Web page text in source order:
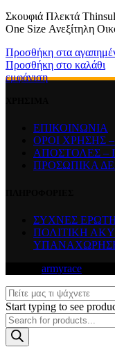
Σκουφιά Πλεκτά
One Size Ανεξίτηλη
Προσθήκη στα
Προσθήκη στο καλάθι
εμφάνιση
ΕΠΙΚΟΙΝΩΝΙΑ
ΟΡΟΙ ΧΡΗΣΗΣ
ΑΠΟΣΤΟΛΕΣ –
ΠΡΟΣΩΠΙΚΑ
ΣΥΧΝΕΣ
ΠΟΛΙΤΙΚΗ
armyrace
Start typing to see
Products
search